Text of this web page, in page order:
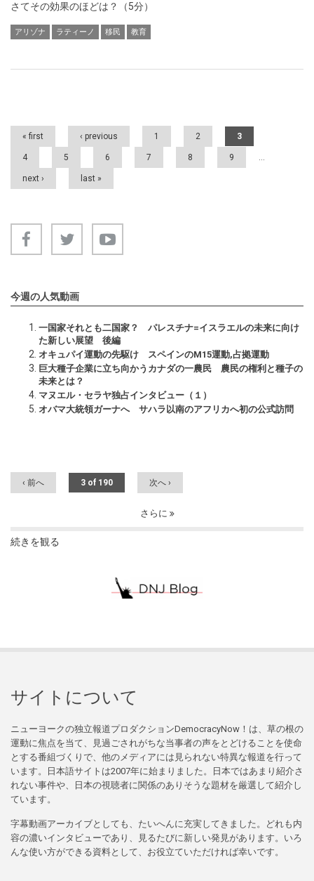
さてその効果のほどは？（5分）
アリゾナ ラティーノ 移民 教育
Pages
« first ‹ previous 1 2 3
4 5 6 7 8 9 …
next › last »
今週の人気動画
一国家それとも二国家？ パレスチナ=イスラエルの未来に向け
た新しい展望 後編
オキュパイ運動の先駆け スペインのM15運動,占拠運動
巨大種子企業に立ち向かうカナダの一農民 農民の権利と種子の
未来とは？
マヌエル・セラヤ独占インタビュー（１）
オバマ大統領ガーナへ サハラ以南のアフリカへ初の公式訪問
‹ 前へ 3 of 190 次へ ›
さらに
続きを観る
サイトについて
ニューヨークの独立報道プロダクションDemocracyNow！は、草の根の
運動に焦点を当て、見過ごされがちな当事者の声をとどけることを使命
とする番組づくりで、他のメディアには見られない特異な報道を行って
います。日本語サイトは2007年に始まりました。日本ではあまり紹介さ
れない事件や、日本の視聴者に関係のありそうな題材を厳選して紹介し
ています。
字幕動画アーカイブとしても、たいへんに充実してきました。どれも内
容の濃いインタビューであり、見るたびに新しい発見があります。いろ
んな使い方ができる資料として、お役立ていただければ幸いです。